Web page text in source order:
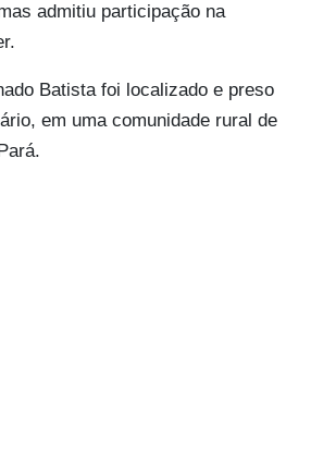
admitiu participação na
Batista foi localizado e preso
em uma comunidade rural de